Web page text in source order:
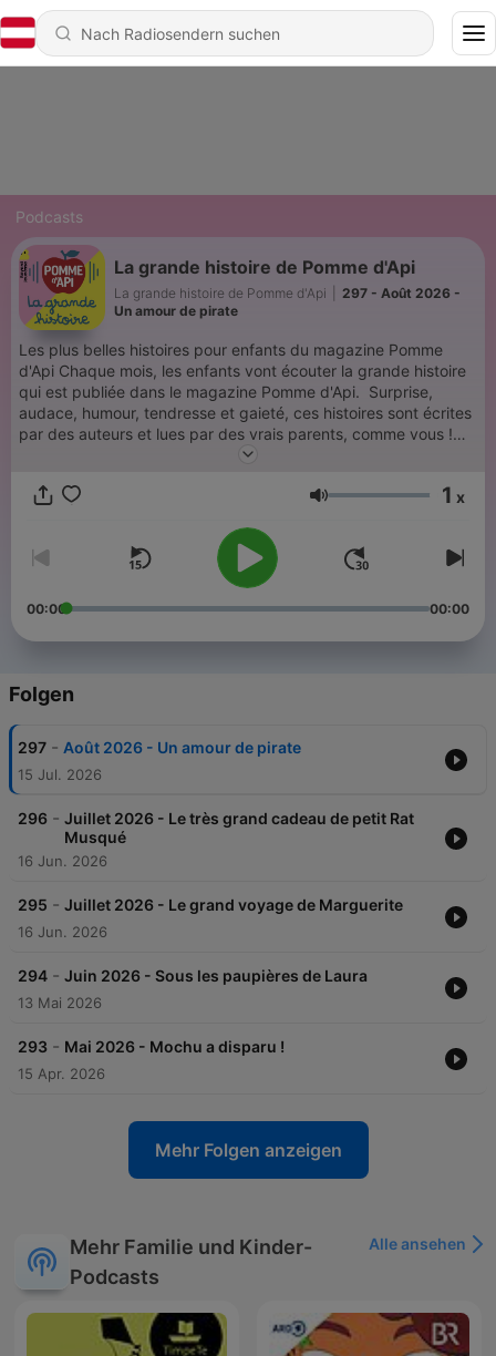
Podcasts
La grande histoire de Pomme d'Api
La grande histoire de Pomme d'Api
297 - Août 2026 -
Un amour de pirate
Les plus belles histoires pour enfants du magazine Pomme
d'Api Chaque mois, les enfants vont écouter la grande histoire
qui est publiée dans le magazine Pomme d'Api. Surprise,
audace, humour, tendresse et gaieté, ces histoires sont écrites
par des auteurs et lues par des vrais parents, comme vous !
Pomme d'Api s'adresse aux enfants de 3 à 6 ans et à leurs
ceux qui vivent et travaillent avec eux. En savoir plus :
préparé et animé par Bayard Jeunesse. Les histoires mises en
son ont été écrites pour le magazine Pomme d'Api. Réalisation,
création musicale/sonore et mixage : Emmanuel Viau.
Production : Hélène Loiseau Un podcast de Bayard Jeunesse
ausha.co/fr/politique-de-confidentialite pour plus
Lautstärke 1 x
00:00 00:00
Folgen
297 - Août 2026 - Un amour de pirate
15 Jul. 2026
296 - Juillet 2026 - Le très grand cadeau de petit Rat
Musqué
16 Jun. 2026
295 - Juillet 2026 - Le grand voyage de Marguerite
16 Jun. 2026
294 - Juin 2026 - Sous les paupières de Laura
13 Mai 2026
293 - Mai 2026 - Mochu a disparu !
15 Apr. 2026
Mehr Folgen anzeigen
Mehr Familie und Kinder-
Podcasts
Alle ansehen